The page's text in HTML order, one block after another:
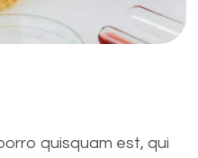
quisquam est, qui